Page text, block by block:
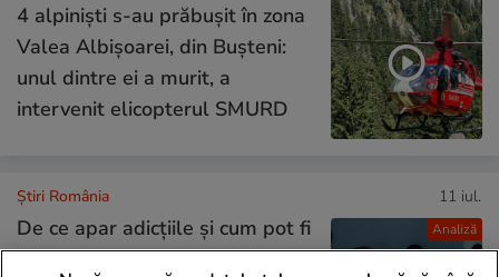
4 alpiniști s-au prăbușit în zona
Valea Albișoarei, din Bușteni:
unul dintre ei a murit, a
intervenit elicopterul SMURD
Analiză
Știri România 11 iul.
De ce apar adicțiile și cum pot fi
depășite. Gabriela Bălan,